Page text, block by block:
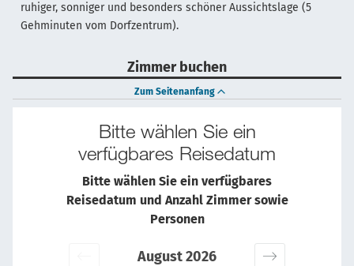
ruhiger, sonniger und besonders schöner Aussichtslage (5
Gehminuten vom Dorfzentrum).
Zimmer buchen
Zum Seitenanfang
Bitte wählen Sie ein
verfügbares Reisedatum
Bitte wählen Sie ein verfügbares
Reisedatum und Anzahl Zimmer sowie
Personen
August 2026